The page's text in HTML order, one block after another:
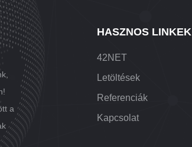
a
HASZNOS LINKEK
42NET
Letöltések
Referenciák
Kapcsolat